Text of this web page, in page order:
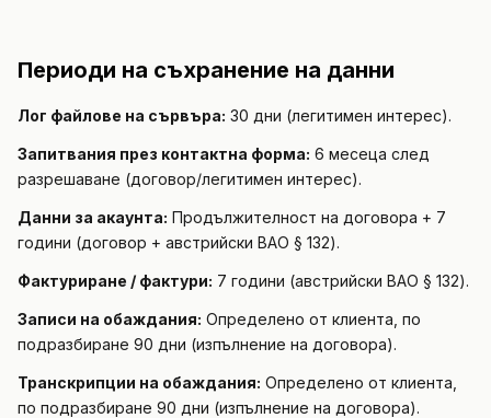
Периоди на съхранение на данни
Лог файлове на сървъра: 30 дни (легитимен интерес).
Запитвания през контактна форма: 6 месеца след
разрешаване (договор/легитимен интерес).
Данни за акаунта: Продължителност на договора + 7
години (договор + австрийски BAO § 132).
Фактуриране / фактури: 7 години (австрийски BAO § 132).
Записи на обаждания: Определено от клиента, по
подразбиране 90 дни (изпълнение на договора).
Транскрипции на обаждания: Определено от клиента,
по подразбиране 90 дни (изпълнение на договора).